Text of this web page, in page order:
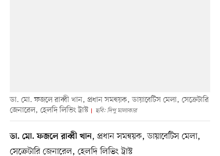
ডা. মো. ফজলে রাব্বী খান, প্রধান সমন্বয়ক, ডায়াবেটিস মেলা, সেক্রেটারি
জেনারেল, হেলদি লিভিং ট্রাস্ট
ছবি: দিপু মালাকার
ডা. মো. ফজলে রাব্বী খান, প্রধান সমন্বয়ক, ডায়াবেটিস মেলা,
সেক্রেটারি জেনারেল, হেলদি লিভিং ট্রাস্ট